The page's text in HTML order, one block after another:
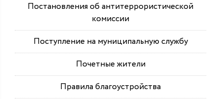
Постановления об антитеррористической
комиссии
Поступление на муниципальную службу
Почетные жители
Правила благоустройства